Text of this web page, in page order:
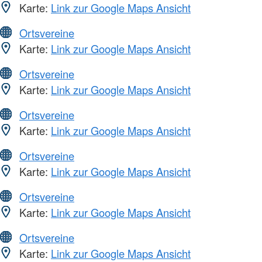
Karte: Link zur Google Maps Ansicht
Ortsvereine
Karte: Link zur Google Maps Ansicht
Ortsvereine
Karte: Link zur Google Maps Ansicht
Ortsvereine
Karte: Link zur Google Maps Ansicht
Ortsvereine
Karte: Link zur Google Maps Ansicht
Ortsvereine
Karte: Link zur Google Maps Ansicht
Ortsvereine
Karte: Link zur Google Maps Ansicht